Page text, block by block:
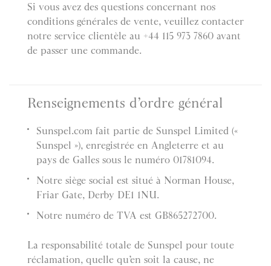
Si vous avez des questions concernant nos
conditions générales de vente, veuillez contacter
notre service clientèle au +44 115 973 7860 avant
de passer une commande.
Renseignements d’ordre général
Sunspel.com fait partie de Sunspel Limited («
Sunspel »), enregistrée en Angleterre et au
pays de Galles sous le numéro 01781094.
Notre siège social est situé à Norman House,
Friar Gate, Derby DE1 1NU.
Notre numéro de TVA est GB865272700.
La responsabilité totale de Sunspel pour toute
réclamation, quelle qu’en soit la cause, ne